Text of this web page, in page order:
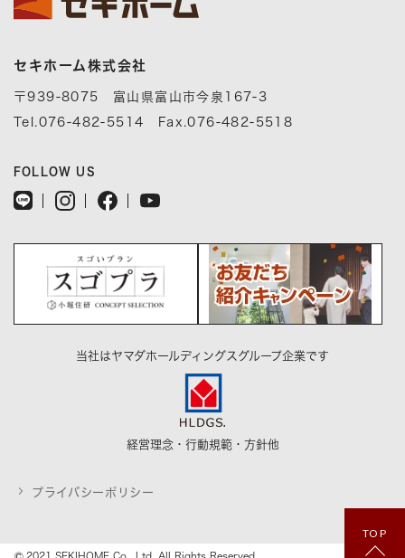
セキホーム株式会社
〒939-8075 富山県富山市今泉167-3
Tel.076-482-5514 Fax.076-482-5518
FOLLOW US
当社はヤマダホールディングスグループ企業です
経営理念・行動規範・方針他
プライバシーポリシー
2021 SEKIHOME Co., Ltd. All Rights Reserved.
TOP